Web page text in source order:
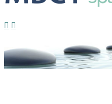
Meditaciones diarias –
04-08T12:27:11+02:00